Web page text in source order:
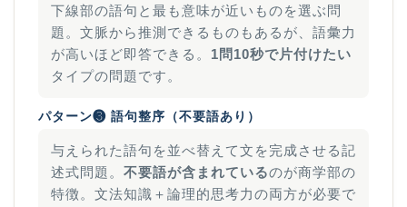
下線部の語句と最も意味が近いものを選ぶ問
題。文脈から推測できるものもあるが、語彙力
が高いほど即答できる。 1問10秒で片付けたい
タイプの問題です。
パターン❸ 語句整序（不要語あり）
与えられた語句を並べ替えて文を完成させる記
述式問題。 不要語が含まれているのが商学部の
特徴。文法知識＋論理的思考力の両方が必要で